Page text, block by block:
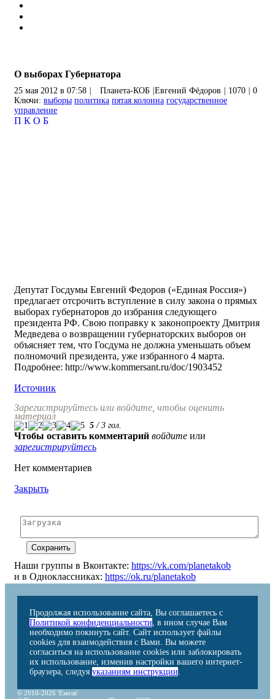
О выборах Губернатора
25 мая 2012 в 07:58 Планета-КОБ Евгений Фёдоров 1070
0
Ключи: выборы политика пятая колонна государственное
управление
П К О Б
Депутат Госдумы Евгений Федоров («Единая Россия»)
предлагает отсрочить вступление в силу закона о прямых
выборах губернаторов до избрания следующего
президента РФ. Свою поправку к законопроекту Дмитрия
Медведева о возвращении губернаторских выборов он
объясняет тем, что Госдума не должна уменьшать объем
полномочий президента, уже избранного 4 марта.
Подробнее: http://www.kommersant.ru/doc/1903452
Источник
Зарегистрируйтесь или войдите, чтобы оценить
материал
5 / 3 гол.
Чтобы оставить комментарий войдите или
зарегистрируйтесь
Нет комментариев
Закрыть
Наши группы в Вконтакте: https://vk.com/planetakob
и в Одноклассниках: https://ok.ru/planetakob
Продолжая использование сайта, Вы соглашаетесь с
Политикой конфиденциальности, в ином случае Вам
необходимо покинуть сайт. Сайт использует файлы
cookies для взаимодействия с Вами. Вы можете
согласиться на использование cookies или заблокировать
их использование, изменив настройки вашего интернет-
браузера, следуя указаниям инструкции.
© 2010-2026 'Емеля'